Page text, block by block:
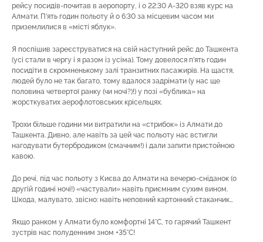
рейсу посидів-почитав в аеропорту, і о 22:30 А-320 взяв курс на
Алмати. П’ять годин польоту й о 6:30 за місцевим часом ми
приземлилися в «місті яблук».
Я поспішив зареєструватися на свій наступний рейс до Ташкента
(усі стали в чергу і я разом із усіма). Тому довелося п’ять годин
посидіти в скромненькому залі транзитних пасажирів. На щастя,
людей було не так багато, тому вдалося задрімати (у нас ще
половина четвертої ранку (чи ночі?)!) у позі «бублика» на
жорсткуватих аерофлотовських крісельцях.
Трохи більше години ми витратили на «стрибок» із Алмати до
Ташкента. Дивно, але навіть за цей час польоту нас встигли
нагодувати бутербродиком (смачним!) і дали запити пристойною
кавою.
До речі, під час польоту з Києва до Алмати на вечерю-сніданок (о
другій годині ночі!) «частували» навіть приємним сухим вином.
Шкода, малувато, звісно: навіть неповний картонний стаканчик…
Якщо ранком у Алмати було комфортні 14°C, то гарячий Ташкент
зустрів нас полуденним зном +35°C!